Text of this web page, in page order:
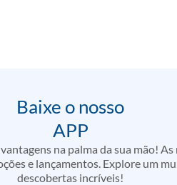
Baixe o nosso
APP
na palma da sua mão!
e lançamentos. Explore um
descobertas incríveis!